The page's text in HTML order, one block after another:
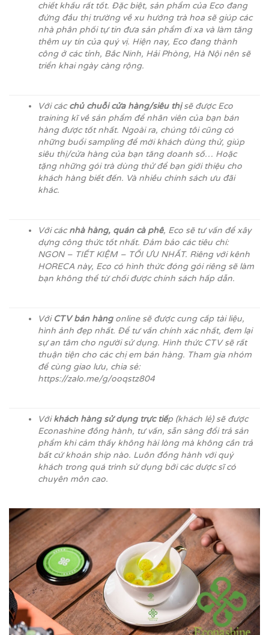
chiết khấu rất tốt. Đặc biệt, sản phẩm của Eco đang
đứng đầu thị trường về xu hướng trà hoa sẽ giúp các
nhà phân phối tự tin đưa sản phẩm đi xa và làm tăng
thêm uy tín của quý vị. Hiện nay, Eco đang thành
công ở các tỉnh, Bắc Ninh, Hải Phòng, Hà Nội nên sẽ
triển khai ngày càng rộng.
Với cácchủ chuỗi cửa hàng/siêu thịsẽ được Eco
training kĩ về sản phẩm để nhân viên của bạn bán
hàng được tốt nhất. Ngoài ra, chúng tôi cũng có
những buổi sampling để mời khách dùng thử, giúp
siêu thị/cửa hàng của bạn tăng doanh số… Hoặc
tặng những gói trà dùng thử để bạn giới thiệu cho
khách hàng biết đến. Và nhiều chính sách ưu đãi
khác.
Với cácnhà hàng, quán cà phê, Eco sẽ tư vấn để xây
dựng công thức tốt nhất. Đảm bảo các tiêu chí:
NGON – TIẾT KIỆM – TỐI ƯU NHẤT. Riêng với kênh
HORECA này, Eco có hình thức đóng gói riêng sẽ làm
bạn không thể từ chối được chính sách hấp dẫn.
VớiCTV bán hàngonline sẽ được cung cấp tài liệu,
hình ảnh đẹp nhất. Để tư vấn chính xác nhất, đem lại
sự an tâm cho người sử dụng. Hình thức CTV sẽ rất
thuận tiện cho các chị em bán hàng. Tham gia nhóm
để cùng giao lưu, chia sẻ:
https://zalo.me/g/ooqstz804
Vớikhách hàng sử dụng trực tiếp (khách lẻ) sẽ được
Econashine đồng hành, tư vấn, sẵn sàng đổi trả sản
phẩm khi cảm thấy không hài lòng mà không cần trả
bất cứ khoản ship nào. Luôn đồng hành với quý
khách trong quá trình sử dụng bởi các dược sĩ có
chuyên môn cao.